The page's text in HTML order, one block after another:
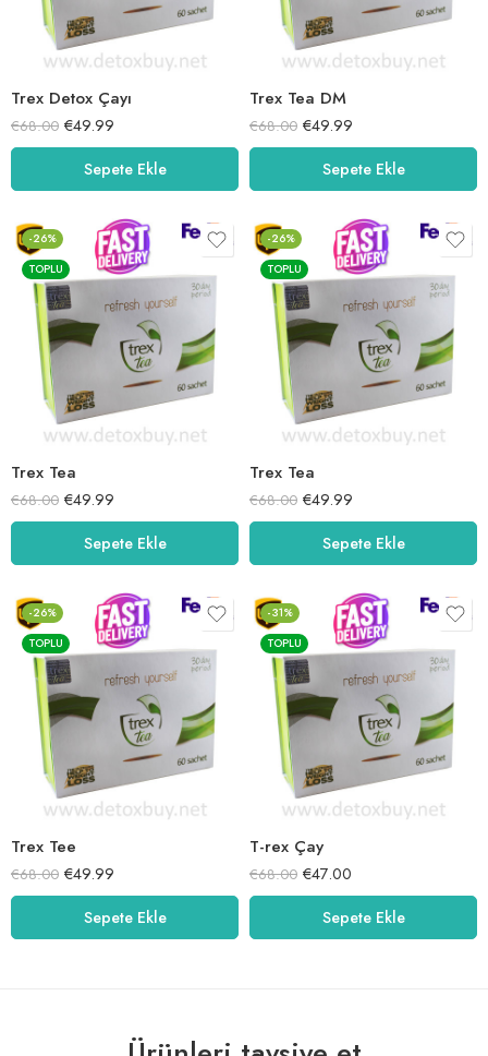
Trex Detox Çayı
€68.00 €49.99
Sepete Ekle
Trex Tea DM
€68.00 €49.99
Sepete Ekle
-26%
TOPLU
Trex Tea
€68.00 €49.99
Sepete Ekle
-26%
TOPLU
Trex Tea
€68.00 €49.99
Sepete Ekle
-26%
TOPLU
Trex Tee
€68.00 €49.99
Sepete Ekle
-31%
TOPLU
T-rex Çay
€68.00 €47.00
Sepete Ekle